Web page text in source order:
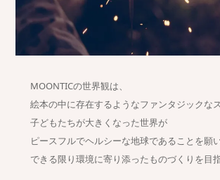
MOONTICの世界観は、
絵本の中に存在するようなファンタジックなス
子どもたちが大きくなった世界が
ピースフルでヘルシーな地球であることを願い
できる限り環境に寄り添ったものづくりを目